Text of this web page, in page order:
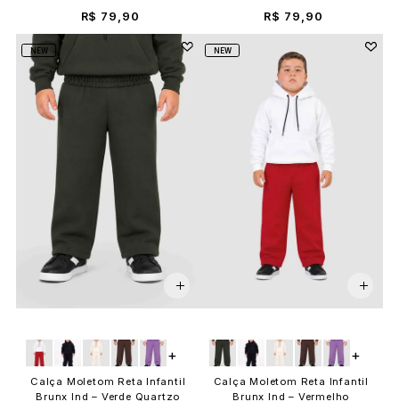
R$ 79,90 R$ 79,90
NEW
Calça Moletom Reta Infantil
Brunx Ind – Verde Quartzo
+
NEW
Calça Moletom Reta Infantil
Brunx Ind – Vermelho
+